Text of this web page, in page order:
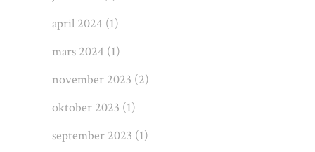
april 2024 (1)
mars 2024 (1)
november 2023 (2)
oktober 2023 (1)
september 2023 (1)